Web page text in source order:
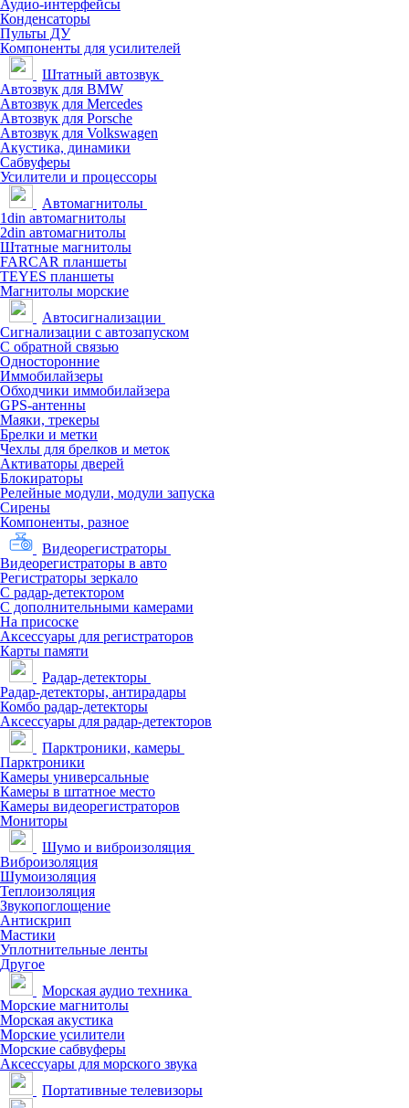
Аудио-интерфейсы
Конденсаторы
Пульты ДУ
Компоненты для усилителей
Штатный автозвук
Автозвук для BMW
Автозвук для Mercedes
Автозвук для Porsche
Автозвук для Volkswagen
Акустика, динамики
Сабвуферы
Усилители и процессоры
Автомагнитолы
1din автомагнитолы
2din автомагнитолы
Штатные магнитолы
FARCAR планшеты
TEYES планшеты
Магнитолы морские
Автосигнализации
Сигнализации с автозапуском
С обратной связью
Односторонние
Иммобилайзеры
Обходчики иммобилайзера
GPS-антенны
Маяки, трекеры
Брелки и метки
Чехлы для брелков и меток
Активаторы дверей
Блокираторы
Релейные модули, модули запуска
Сирены
Компоненты, разное
Видеорегистраторы
Видеорегистраторы в авто
Регистраторы зеркало
С радар-детектором
С дополнительными камерами
На присоске
Аксессуары для регистраторов
Карты памяти
Радар-детекторы
Радар-детекторы, антирадары
Комбо радар-детекторы
Аксессуары для радар-детекторов
Парктроники, камеры
Парктроники
Камеры универсальные
Камеры в штатное место
Камеры видеорегистраторов
Мониторы
Шумо и виброизоляция
Виброизоляция
Шумоизоляция
Теплоизоляция
Звукопоглощение
Антискрип
Мастики
Уплотнительные ленты
Другое
Морская аудио техника
Морские магнитолы
Морская акустика
Морские усилители
Морские сабвуферы
Аксессуары для морского звука
Портативные телевизоры